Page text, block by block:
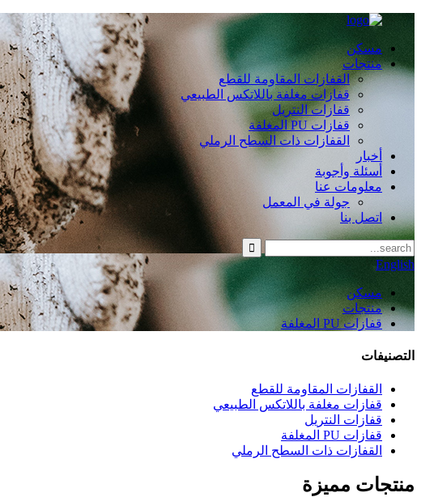
مسكن
منتجات
القفازات المقاومة للقطع
قفازات مغلفة باللاتكس الطبيعي
قفازات النتريل
قفازات PU المغلفة
القفازات ذات السطح الرملي
أخبار
أسئلة وأجوبة
معلومات عنا
جولة في المعمل
اتصل بنا
English
مسكن
منتجات
قفازات PU المغلفة
التصنيفات
القفازات المقاومة للقطع
قفازات مغلفة باللاتكس الطبيعي
قفازات النتريل
قفازات PU المغلفة
القفازات ذات السطح الرملي
منتجات مميزة